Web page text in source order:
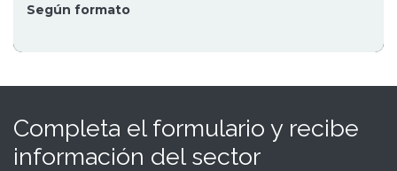
Según formato
Completa el formulario y recibe
información del sector